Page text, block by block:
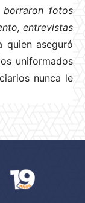
fotos
entrevistas
quien aseguró
uniformados
nunca le